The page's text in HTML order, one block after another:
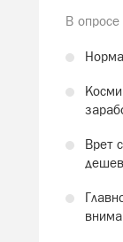
В опросе
Врет